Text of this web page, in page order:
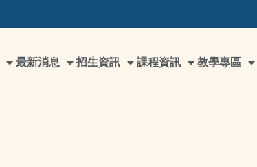
最新消息 招生資訊 課程資訊 教學專區